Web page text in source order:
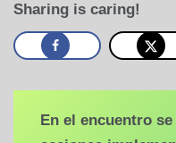
Sharing is caring!
En el encuentro